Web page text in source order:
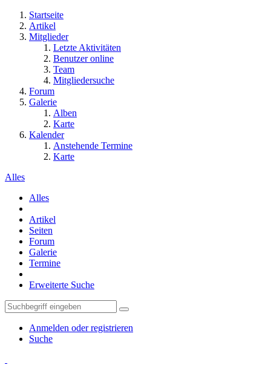
Startseite
Artikel
Mitglieder
Letzte Aktivitäten
Benutzer online
Team
Mitgliedersuche
Forum
Galerie
Alben
Karte
Kalender
Anstehende Termine
Karte
Alles
Alles
Artikel
Seiten
Forum
Galerie
Termine
Erweiterte Suche
Anmelden oder registrieren
Suche